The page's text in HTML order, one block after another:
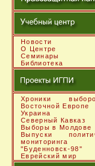
Новости
О Центре
Семинары
Библиотека
Хроники
Восточной Европе
Украина
Северный Кавказ
Выборы в Молдове
Выпуски
мониторинга
"Буденновск-98"
Еврейский мир